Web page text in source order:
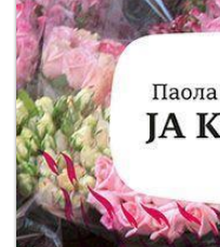
Мој
налог